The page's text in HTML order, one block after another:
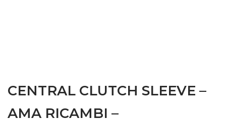
CENTRAL CLUTCH SLEEVE –
AMA RICAMBI –